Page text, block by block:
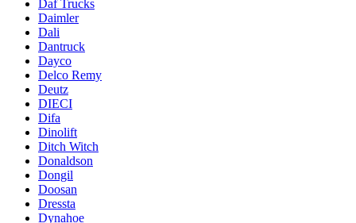
Daf Trucks
Daimler
Dali
Dantruck
Dayco
Delco Remy
Deutz
DIECI
Difa
Dinolift
Ditch Witch
Donaldson
Dongil
Doosan
Dressta
Dynahoe